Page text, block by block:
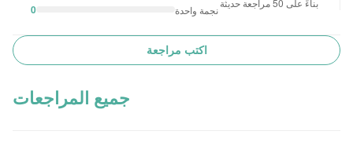
نجمة واحدة 0
اكتب مراجعة
جميع المراجعات